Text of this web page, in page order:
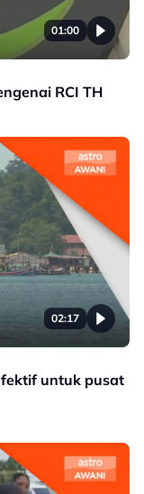
01:00
RCI TH
02:17
untuk pusat